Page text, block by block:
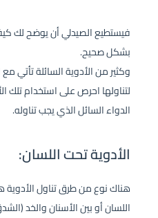
فيستطيع الصيدلي أن يوضح لك
بشكل صحيح.
وكثير من الأدوية السائلة تأتي
لتناولها احرص على استخدام
الدواء السائل الذي يجب تناوله.
الأدوية تحت اللسان:
هناك نوع من طرق تناول الأدوية
اللسان أو بين الأسنان والخد